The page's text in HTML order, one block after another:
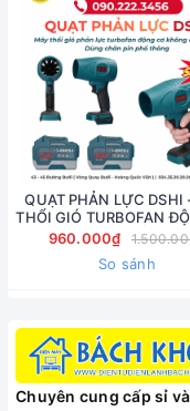
QUẠT PHẢN LỰC DSHI
THỔI GIÓ TURBOFAN
KHÔNG CHỔI
960.000₫
So sánh
Chuyên cung cấp sỉ